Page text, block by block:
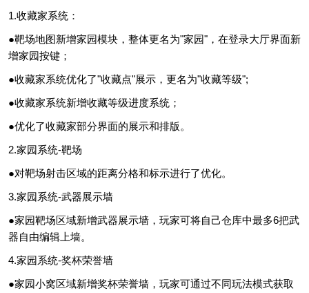
1.收藏家系统：
●靶场地图新增家园模块，整体更名为"家园"，在登录大厅界面新
增家园按键；
●收藏家系统优化了"收藏点"展示，更名为"收藏等级";
●收藏家系统新增收藏等级进度系统；
●优化了收藏家部分界面的展示和排版。
2.家园系统-靶场
●对靶场射击区域的距离分格和标示进行了优化。
3.家园系统-武器展示墙
●家园靶场区域新增武器展示墙，玩家可将自己仓库中最多6把武
器自由编辑上墙。
4.家园系统-奖杯荣誉墙
●家园小窝区域新增奖杯荣誉墙，玩家可通过不同玩法模式获取